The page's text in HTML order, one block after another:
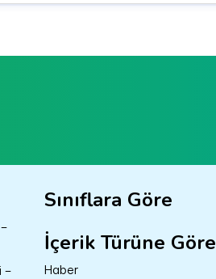
–
Sınıflara Göre
İçerik Türüne Göre
Haber